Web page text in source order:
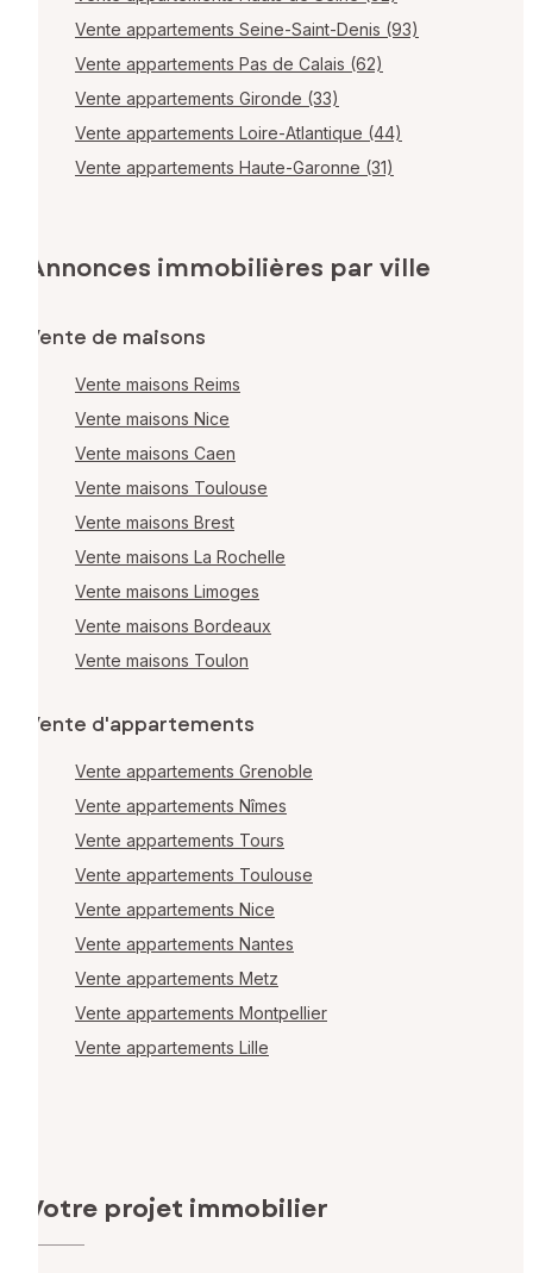
Vente appartements Seine-Saint-Denis (93)
Vente appartements Pas de Calais (62)
Vente appartements Gironde (33)
Vente appartements Loire-Atlantique (44)
Vente appartements Haute-Garonne (31)
Annonces immobilières par ville
Vente de maisons
Vente maisons Reims
Vente maisons Nice
Vente maisons Caen
Vente maisons Toulouse
Vente maisons Brest
Vente maisons La Rochelle
Vente maisons Limoges
Vente maisons Bordeaux
Vente maisons Toulon
Vente d'appartements
Vente appartements Grenoble
Vente appartements Nîmes
Vente appartements Tours
Vente appartements Toulouse
Vente appartements Nice
Vente appartements Nantes
Vente appartements Metz
Vente appartements Montpellier
Vente appartements Lille
Votre projet immobilier